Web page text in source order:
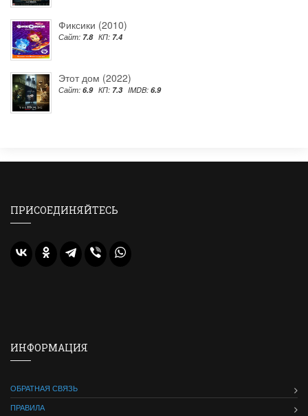
Фиксики (2010)
Сайт: 7.8 КП: 7.4
Этот дом (2022)
Сайт: 6.9 КП: 7.3 IMDB: 6.9
ПРИСОЕДИНЯЙТЕСЬ
ИНФОРМАЦИЯ
ОБРАТНАЯ СВЯЗЬ
ПРАВИЛА